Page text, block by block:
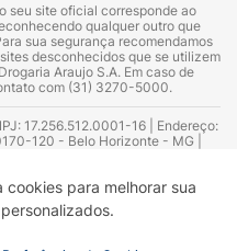
cookies para melhorar sua
seu site oficial corresponde ao
qualquer outro que
sua segurança recomendamos
desconhecidos que se utilizem
Araujo S.A. Em caso de
com (31) 3270-5000.
17.256.512.0001-16 | Endereço:
120 - Belo Horizonte - MG |
Silva Alvarenga – CRF 52.584 -
- CRF Nº 13.748. Alvará
da Empresa (AFE):